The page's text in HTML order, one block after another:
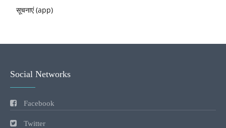
सूचनाएं (app)
Social Networks
Facebook
Twitter